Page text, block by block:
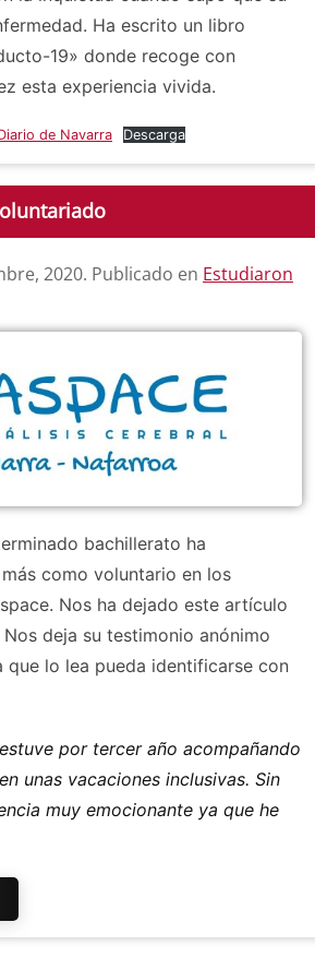
Ha escrito un libro
19» donde recoge con
esta experiencia vivida.
de Navarra Descarga
2020. Publicado en Estudiaron
bachillerato ha
como voluntario en los
Nos ha dejado este artículo
deja su testimonio anónimo
que lo lea pueda identificarse con
por tercer año acompañando
unas vacaciones inclusivas. Sin
muy emocionante ya que he